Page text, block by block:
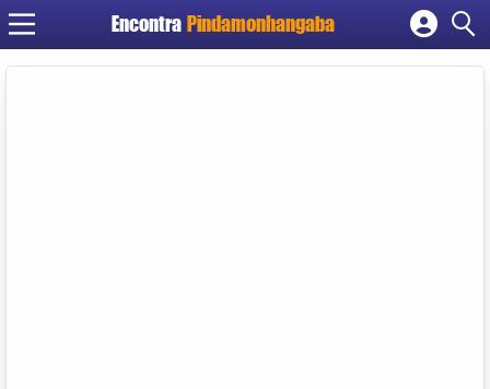
Encontra Pindamonhangaba
Cadastrar empresa